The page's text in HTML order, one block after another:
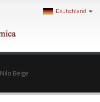
Deutschland
Nilo Beige